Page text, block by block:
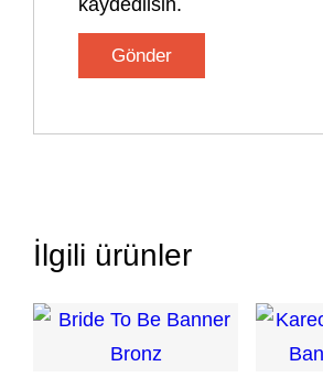
İlgili ürünler